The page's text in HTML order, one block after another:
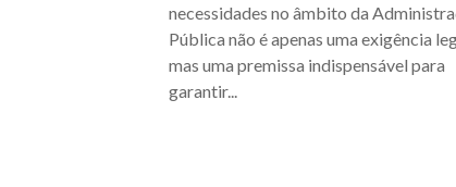
necessidades no âmbito da
Pública não é apenas uma exigência
mas uma premissa indispensável para
garantir...